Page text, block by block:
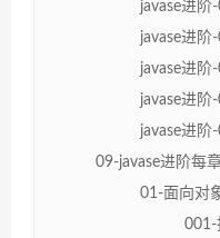
javase进阶
javase进阶
javase进阶
javase进阶
javase进阶
09-javase进阶每
01-面向对
001-